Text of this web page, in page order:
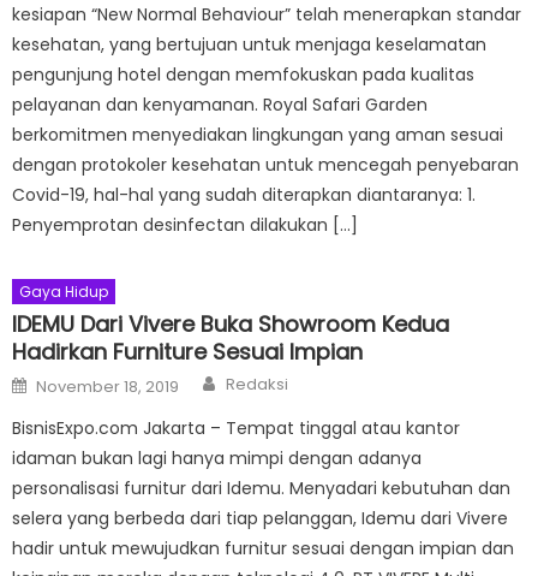
kesiapan “New Normal Behaviour” telah menerapkan standar
kesehatan, yang bertujuan untuk menjaga keselamatan
pengunjung hotel dengan memfokuskan pada kualitas
pelayanan dan kenyamanan. Royal Safari Garden
berkomitmen menyediakan lingkungan yang aman sesuai
dengan protokoler kesehatan untuk mencegah penyebaran
Covid-19, hal-hal yang sudah diterapkan diantaranya: 1.
Penyemprotan desinfectan dilakukan […]
Gaya Hidup
IDEMU Dari Vivere Buka Showroom Kedua
Hadirkan Furniture Sesuai Impian
Posted
on
November 18, 2019 Author
Redaksi
BisnisExpo.com Jakarta – Tempat tinggal atau kantor
idaman bukan lagi hanya mimpi dengan adanya
personalisasi furnitur dari Idemu. Menyadari kebutuhan dan
selera yang berbeda dari tiap pelanggan, Idemu dari Vivere
hadir untuk mewujudkan furnitur sesuai dengan impian dan